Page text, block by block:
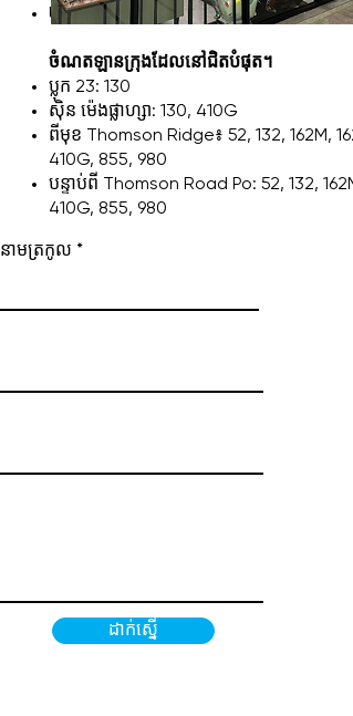
Upper Thomson (TE8) (ទិសដៅពី Upper
ចំណតឡានក្រុងដែលនៅជិតបំផុត។
ប្លុក 23: 130
ស៊ិន ម៉េងផ្លាហ្សា: 130, 410G
ពីមុខ Thomson Ridge៖ 52, 132, 162M,
410G, 855, 980
បន្ទាប់ពី Thomson Road Po: 52, 132,
410G, 855, 980
នាមត្រកូល
ដាក់ស្នើ